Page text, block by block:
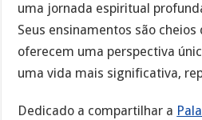
uma jornada espiritual
Seus ensinamentos são cheios
oferecem uma perspectiva
uma vida mais significativa,
Dedicado a compartilhar a